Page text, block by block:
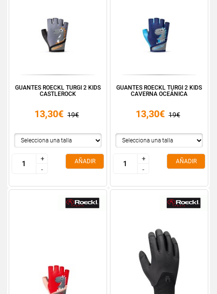
GUANTES ROECKL TURGI 2 KIDS
CASTLEROCK
13,30€ 19€
+
-
+
-
AÑADIR
GUANTES ROECKL TURGI 2 KIDS
CAVERNA OCEÁNICA
13,30€ 19€
+
-
+
-
AÑADIR